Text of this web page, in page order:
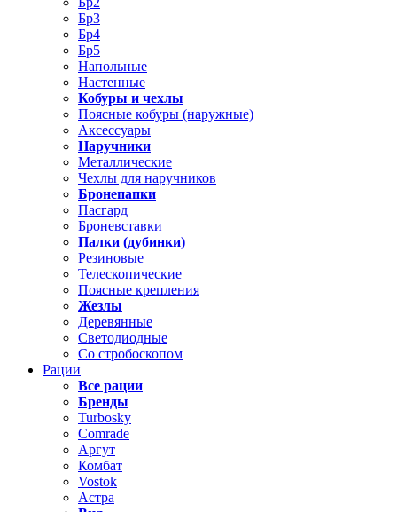
Бр3
Бр4
Бр5
Напольные
Настенные
Кобуры и чехлы
Поясные кобуры (наружные)
Аксессуары
Наручники
Металлические
Чехлы для наручников
Бронепапки
Пасгард
Броневставки
Палки (дубинки)
Резиновые
Телескопические
Поясные крепления
Жезлы
Деревянные
Светодиодные
Со стробоскопом
Рации
Все рации
Бренды
Turbosky
Comrade
Аргут
Комбат
Vostok
Астра